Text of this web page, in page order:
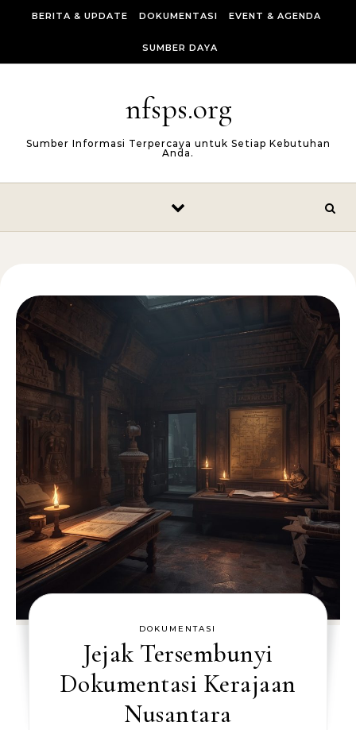
BERITA & UPDATE DOKUMENTASI EVENT & AGENDA
SUMBER DAYA
nfsps.org
Sumber Informasi Terpercaya untuk Setiap Kebutuhan
Anda.
DOKUMENTASI
Jejak Tersembunyi
Dokumentasi Kerajaan
Nusantara